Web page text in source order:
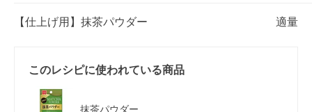
【仕上げ用】抹茶パウダー 適量
このレシピに使われている商品
抹茶パウダー